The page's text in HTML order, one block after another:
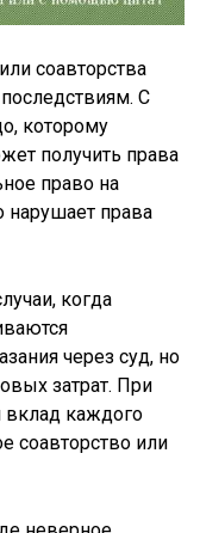
соавторства
С
которому
получить права
право на
нарушает права
когда
через суд, но
затрат. При
вклад каждого
соавторство или